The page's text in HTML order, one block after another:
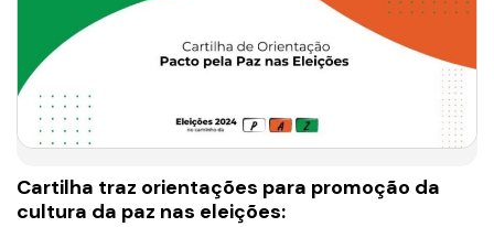
Cartilha traz orientações para promoção da
cultura da paz nas eleições: